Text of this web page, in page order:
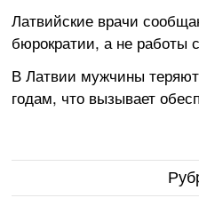
Латвийские врачи
бюрократии, а не работы
В Латвии мужчины
годам, что вызывает